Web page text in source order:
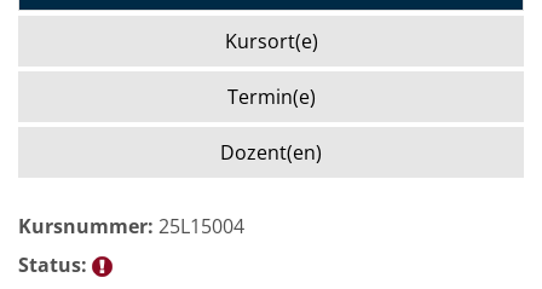
Kursort(e)
Termin(e)
Dozent(en)
Kursnummer: 25L15004
Status: